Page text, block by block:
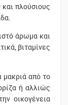
πλούσιους
άρωμα και
βιταμίνες
μακριά από το
ή αλλιώς
οικογένεια